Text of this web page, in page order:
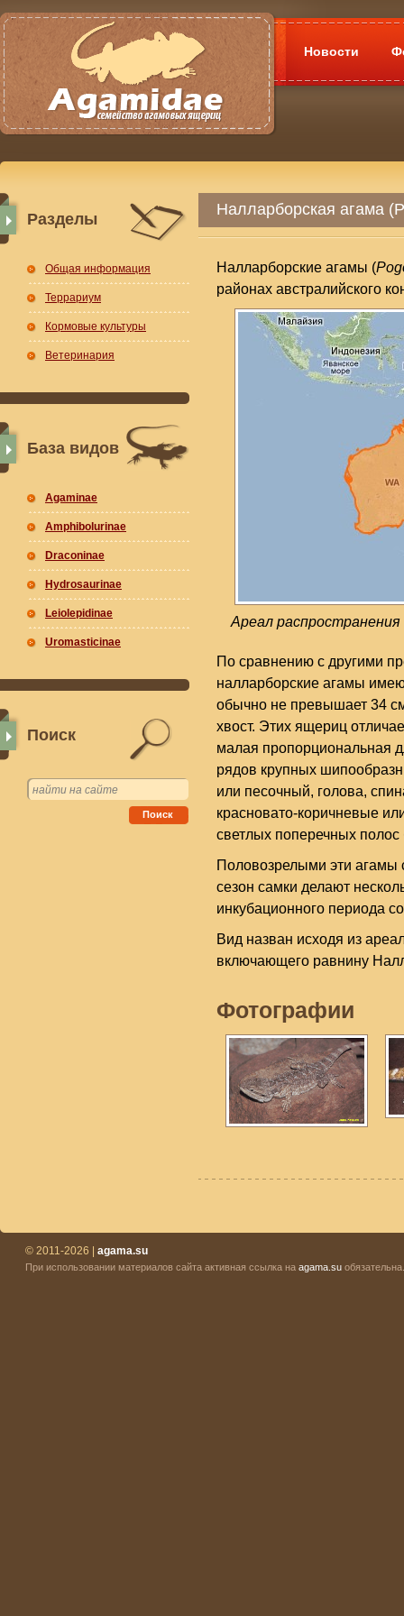
Новости
Разделы
Общая информация
Террариум
Кормовые культуры
Ветеринария
База видов
Agaminae
Amphibolurinae
Draconinae
Hydrosaurinae
Leiolepidinae
Uromasticinae
Поиск
Поиск
Налларборская агама
Налларборские агамы (
районах австралийского
Ареал
По сравнению с другими
налларборские агамы
обычно не превышает 34
хвост. Этих ящериц
малая пропорциональная
рядов крупных
или песочный, голова,
красновато-коричневые
светлых поперечных полос
Половозрелыми эти агамы
сезон самки делают
инкубационного периода
Вид назван исходя из
включающего равнину
Фотографии
© 2011-2026 | agama.su
При использовании материалов сайта активная ссылка на agama.su обязательна.